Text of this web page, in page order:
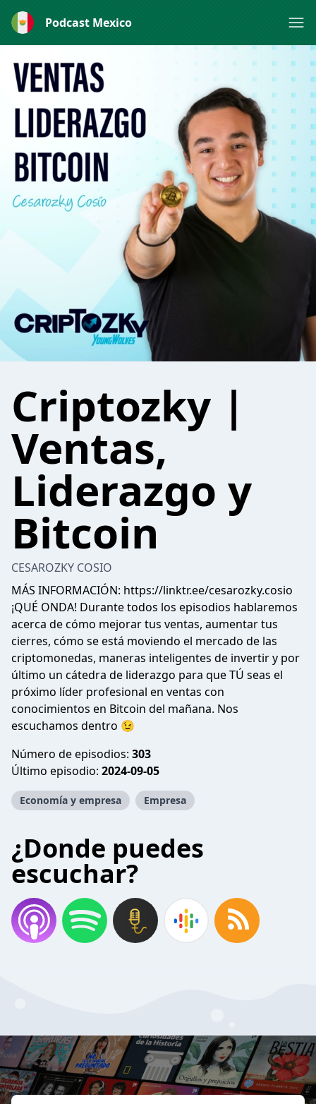
Podcast Mexico
Criptozky |
Ventas,
Liderazgo y
Bitcoin
CESAROZKY COSIO
MÁS INFORMACIÓN: https://linktr.ee/cesarozky.cosio
¡QUÉ ONDA! Durante todos los episodios hablaremos
acerca de cómo mejorar tus ventas, aumentar tus
cierres, cómo se está moviendo el mercado de las
criptomonedas, maneras inteligentes de invertir y por
último un cátedra de liderazgo para que TÚ seas el
próximo líder profesional en ventas con
conocimientos en Bitcoin del mañana. Nos
escuchamos dentro 😉
Número de episodios: 303
Último episodio: 2024-09-05
Economía y empresa Empresa
¿Donde puedes
escuchar?